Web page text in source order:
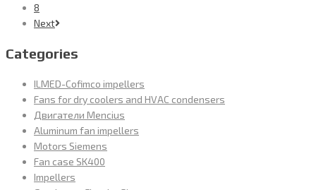
8
Next
Categories
ILMED-Cofimco impellers
Fans for dry coolers and HVAC condensers
Двигатели Mencius
Aluminum fan impellers
Motors Siemens
Fan case SK400
Impellers